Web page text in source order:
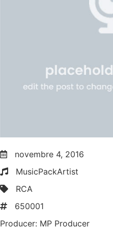
novembre 4, 2016
MusicPackArtist
RCA
650001
Producer: MP Producer